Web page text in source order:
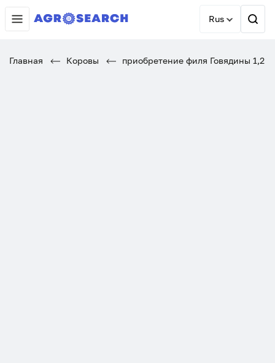
Rus
Главная Коровы приобретение филя Говядины 1,2